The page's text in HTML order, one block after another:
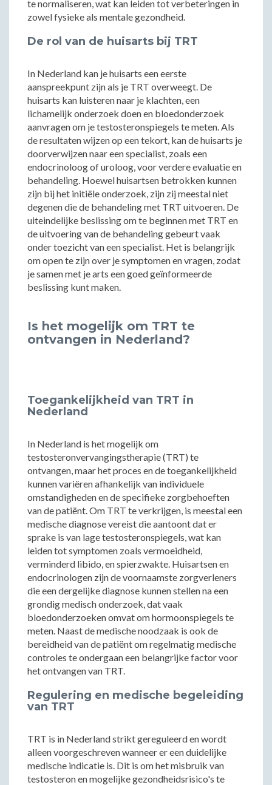
te normaliseren, wat kan leiden tot verbeteringen in
zowel fysieke als mentale gezondheid.
De rol van de huisarts bij TRT
In Nederland kan je huisarts een eerste
aanspreekpunt zijn als je TRT overweegt. De
huisarts kan luisteren naar je klachten, een
lichamelijk onderzoek doen en bloedonderzoek
aanvragen om je testosteronspiegels te meten. Als
de resultaten wijzen op een tekort, kan de huisarts je
doorverwijzen naar een specialist, zoals een
endocrinoloog of uroloog, voor verdere evaluatie en
behandeling. Hoewel huisartsen betrokken kunnen
zijn bij het initiële onderzoek, zijn zij meestal niet
degenen die de behandeling met TRT uitvoeren. De
uiteindelijke beslissing om te beginnen met TRT en
de uitvoering van de behandeling gebeurt vaak
onder toezicht van een specialist. Het is belangrijk
om open te zijn over je symptomen en vragen, zodat
je samen met je arts een goed geïnformeerde
beslissing kunt maken.
Is het mogelijk om TRT te
ontvangen in Nederland?
Toegankelijkheid van TRT in
Nederland
In Nederland is het mogelijk om
testosteronvervangingstherapie (TRT) te
ontvangen, maar het proces en de toegankelijkheid
kunnen variëren afhankelijk van individuele
omstandigheden en de specifieke zorgbehoeften
van de patiënt. Om TRT te verkrijgen, is meestal een
medische diagnose vereist die aantoont dat er
sprake is van lage testosteronspiegels, wat kan
leiden tot symptomen zoals vermoeidheid,
verminderd libido, en spierzwakte. Huisartsen en
endocrinologen zijn de voornaamste zorgverleners
die een dergelijke diagnose kunnen stellen na een
grondig medisch onderzoek, dat vaak
bloedonderzoeken omvat om hormoonspiegels te
meten. Naast de medische noodzaak is ook de
bereidheid van de patiënt om regelmatig medische
controles te ondergaan een belangrijke factor voor
het ontvangen van TRT.
Regulering en medische begeleiding
van TRT
TRT is in Nederland strikt gereguleerd en wordt
alleen voorgeschreven wanneer er een duidelijke
medische indicatie is. Dit is om het misbruik van
testosteron en mogelijke gezondheidsrisico's te